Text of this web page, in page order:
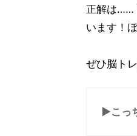
正解は……
います！
ぜひ脳トレ
▶こっ